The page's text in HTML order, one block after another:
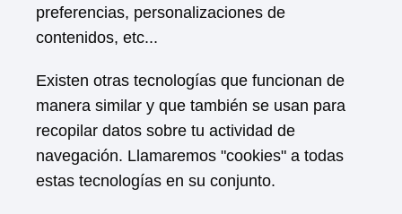
preferencias, personalizaciones de
contenidos, etc...
Existen otras tecnologías que funcionan de
manera similar y que también se usan para
recopilar datos sobre tu actividad de
navegación. Llamaremos "cookies" a todas
estas tecnologías en su conjunto.